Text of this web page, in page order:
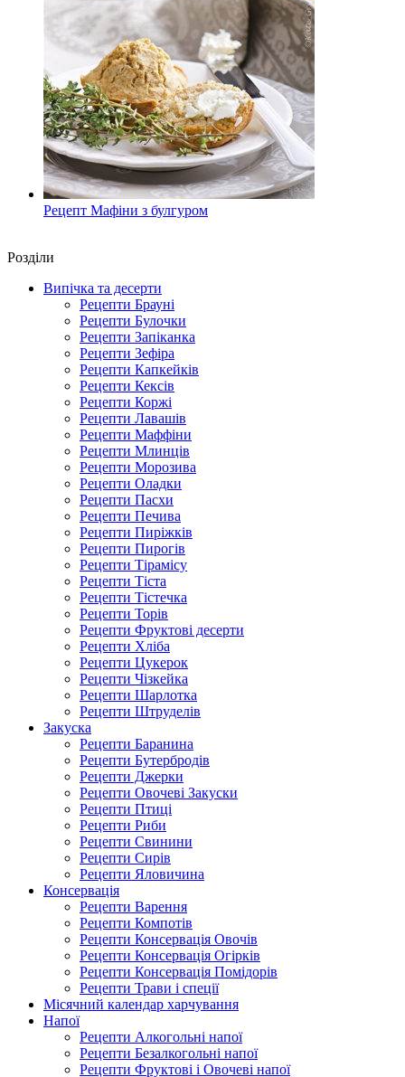
Рецепт Мафіни з булгуром
Роздiли
Випічка та десерти
Рецепти Брауні
Рецепти Булочки
Рецепти Запіканка
Рецепти Зефіра
Рецепти Капкейків
Рецепти Кексів
Рецепти Коржі
Рецепти Лавашів
Рецепти Маффіни
Рецепти Млинців
Рецепти Морозива
Рецепти Оладки
Рецепти Пасхи
Рецепти Печива
Рецепти Пиріжків
Рецепти Пирогів
Рецепти Тірамісу
Рецепти Тіста
Рецепти Тістечка
Рецепти Торів
Рецепти Фруктові десерти
Рецепти Хліба
Рецепти Цукерок
Рецепти Чізкейка
Рецепти Шарлотка
Рецепти Штруделів
Закуска
Рецепти Баранина
Рецепти Бутербродів
Рецепти Джерки
Рецепти Овочеві Закуски
Рецепти Птиці
Рецепти Риби
Рецепти Свинини
Рецепти Сирів
Рецепти Яловичина
Консервація
Рецепти Варення
Рецепти Компотів
Рецепти Консервація Овочів
Рецепти Консервація Огірків
Рецепти Консервація Помідорів
Рецепти Трави і спеції
Місячний календар харчування
Напої
Рецепти Алкогольні напої
Рецепти Безалкогольні напої
Рецепти Фруктові і Овочеві напої